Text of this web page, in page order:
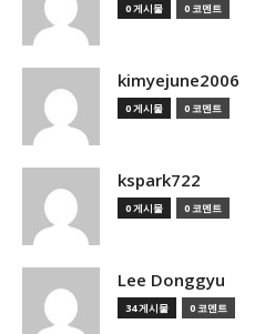
0 게시물 0 코멘트
kimyejune2006
0 게시물 0 코멘트
kspark722
0 게시물 0 코멘트
Lee Donggyu
34 게시물 0 코멘트